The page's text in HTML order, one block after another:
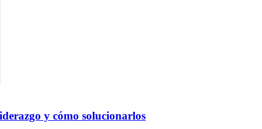
y cómo solucionarlos